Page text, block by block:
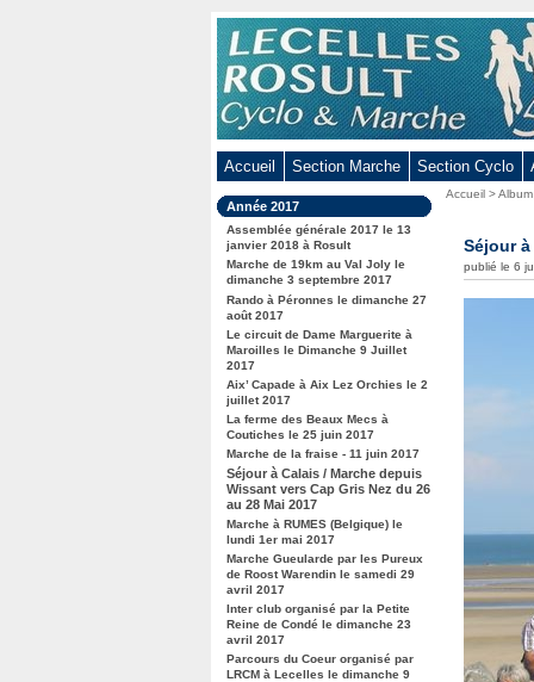
Accueil Section Marche Section Cyclo
Dans
la
rubrique
:
Année 2017
Assemblée générale 2017 le 13
janvier 2018 à Rosult
Marche de 19km au Val Joly le
dimanche 3 septembre 2017
Rando à Péronnes le dimanche 27
août 2017
Le circuit de Dame Marguerite à
Maroilles le Dimanche 9 Juillet
2017
Aix’ Capade à Aix Lez Orchies le 2
juillet 2017
La ferme des Beaux Mecs à
Coutiches le 25 juin 2017
Marche de la fraise - 11 juin 2017
Séjour à Calais / Marche depuis
Wissant vers Cap Gris Nez du 26
au 28 Mai 2017
Marche à RUMES (Belgique) le
lundi 1er mai 2017
Marche Gueularde par les Pureux
de Roost Warendin le samedi 29
avril 2017
Inter club organisé par la Petite
Reine de Condé le dimanche 23
avril 2017
Parcours du Coeur organisé par
LRCM à Lecelles le dimanche 9
Vous
Accueil >
Séjour
publié le 6